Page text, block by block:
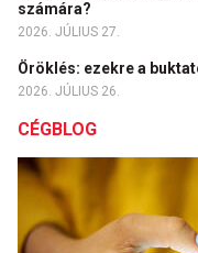
számára?
2026. JÚLIUS 27.
Öröklés: ezekre a
2026. JÚLIUS 26.
CÉGBLOG